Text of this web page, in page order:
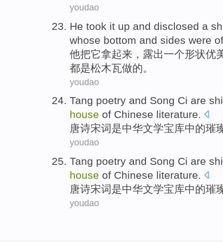
youdao
He took it up and disclosed a
whose bottom and sides were of
他把它拿起来 ， 露出一个形状优
都是松木瓦做的。
youdao
Tang poetry and Song Ci are
house of Chinese literature.
唐诗宋词是中华文学宝库中的璀
youdao
Tang poetry and Song Ci are
house of Chinese literature.
唐诗宋词是中华文学宝库中的璀
youdao